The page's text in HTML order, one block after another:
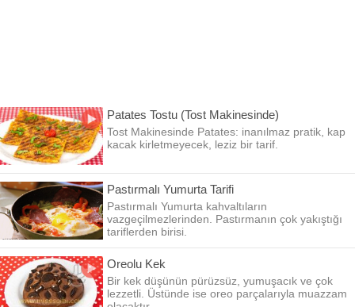
Patates Tostu (Tost Makinesinde)
Tost Makinesinde Patates: inanılmaz pratik, kap
kacak kirletmeyecek, leziz bir tarif.
Pastırmalı Yumurta Tarifi
Pastırmalı Yumurta kahvaltıların
vazgeçilmezlerinden. Pastırmanın çok yakıştığı
tariflerden birisi.
Oreolu Kek
Bir kek düşünün pürüzsüz, yumuşacık ve çok
lezzetli. Üstünde ise oreo parçalarıyla muazzam